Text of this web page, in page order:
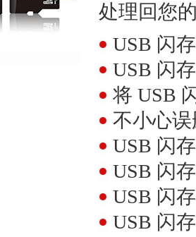
处理回您
USB 闪
USB 闪
将 USB
不小心
USB 闪
USB 闪
USB 闪
USB 闪